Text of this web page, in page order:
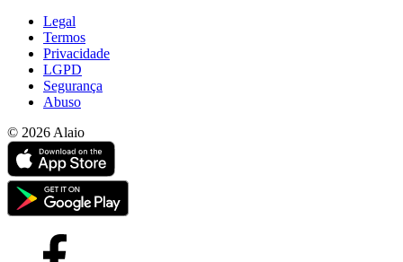
Legal
Termos
Privacidade
LGPD
Segurança
Abuso
© 2026 Alaio